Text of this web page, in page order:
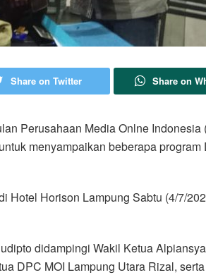
Share on Twitter Share on
Perusahaan Media Onlne Indonesia
menyampaikan beberapa program
Hotel Horison Lampung Sabtu (4/7/
didampingi Wakil Ketua
DPC MOI Lampung Utara Rizal,